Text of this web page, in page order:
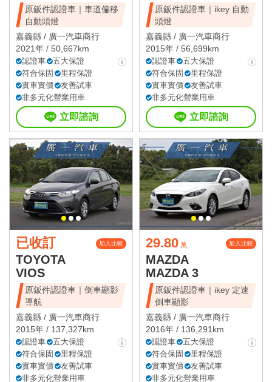
原鈑件認證車｜車道偏移
自動頭燈
嘉義縣 / 廣一汽車商行
2021年 / 50,667km
認證車
五大保證
符合保固
里程保證
實車實價
友善試車
非多元化營業用車
立即諮詢
原鈑件認證車｜ikey 自動
頭燈
嘉義縣 / 廣一汽車商行
2015年 / 56,699km
認證車
五大保證
符合保固
里程保證
實車實價
友善試車
非多元化營業用車
立即諮詢
已收訂 加入比較
TOYOTA
VIOS
原鈑件認證車｜倒車顯影
導航
嘉義縣 / 廣一汽車商行
2015年 / 137,327km
認證車
五大保證
符合保固
里程保證
實車實價
友善試車
非多元化營業用車
29.80 萬 加入比較
MAZDA
MAZDA 3
原鈑件認證車｜ikey 定速
倒車顯影
嘉義縣 / 廣一汽車商行
2016年 / 136,291km
認證車
五大保證
符合保固
里程保證
實車實價
友善試車
非多元化營業用車